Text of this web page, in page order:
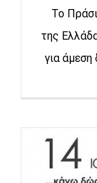
Το
της
για